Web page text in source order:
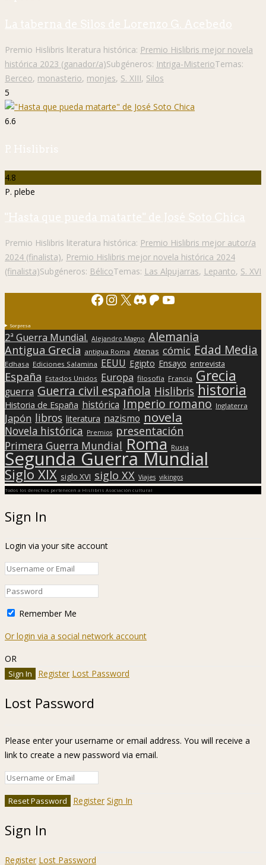
La taberna de Silos de Lorenzo G. Acebedo
Premio Hislibris literatura histórica: Premio Hislibris mejor novela
histórica 2023 (ganador/a)Subgéneros: Intriga-MisterioTemas:
Berceo, monasterio, monjes, S. XIII, Silos
5
6.6
P. Hislibris
4.8
P. plebe
"Hasta que pueda matarte" de José Soto Chica
Premio Hislibris literatura histórica: Premio Hislibris mejor autor/a
2024 (finalista), Premio Hislibris mejor novela histórica 2024
(finalista)Subgéneros: BélicoTemas: Las Alpujarras, Lepanto, S. XVI
Facebook
Instagram
X Discord
Patreon
YouTube
Sorpresa
2ª Guerra Mundial. Alejandro Magno Alemania
Antigua Grecia antigua Roma Atenas cómic Edad Media
Edhasa Ediciones Salamina EEUU Egipto Ensayo entrevista
España Estados Unidos Europa filosofía Francia Grecia
guerra Guerra civil española Hislibris historia
Historia de España histórica Imperio romano Inglaterra
Japón libros literatura nazismo novela
Novela histórica Premios presentación
Primera Guerra Mundial Roma Rusia
Segunda Guerra Mundial
Siglo XIX siglo XVI siglo XX Viajes vikingos
Todos los derechos pertenecen a Hislibris Asociación cultural
Sign In
Login via your site account
Remember Me
Or login via a social network account
OR
Register Lost Password
Lost Password
Please enter your username or email address. You will receive a
link to create a new password via email.
Register Sign In
Sign In
Register Lost Password